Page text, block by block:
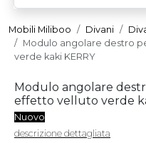
Mobili Miliboo Divani
Modulo angolare destro
verde kaki KERRY
Modulo angolare
effetto velluto verde
Nuovo
descrizione dettagliata